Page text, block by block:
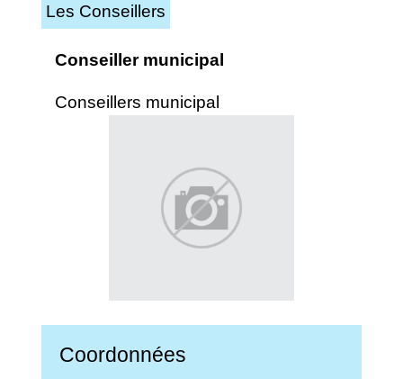
Les Conseillers
Conseiller municipal
Conseillers municipal
Coordonnées